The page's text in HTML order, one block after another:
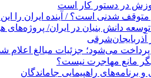
در دستور کار است
دانش بنیان در ایران/ پروژه‌های
می‌شود؛ جزئیات مبالغ اعلام
مانع مهاجرت نیست؟
راهپیمایی جاماندگان